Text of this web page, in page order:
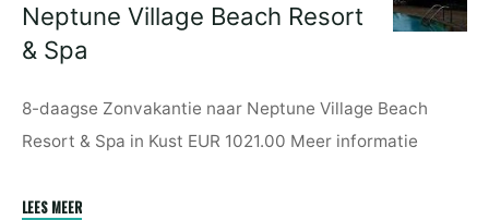
Neptune Village Beach Resort
& Spa
8-daagse Zonvakantie naar Neptune Village Beach
Resort & Spa in Kust EUR 1021.00 Meer informatie
LEES MEER"Neptune